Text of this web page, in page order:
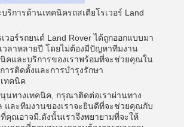
การด้านเทคนิครถสเตียโรเวอร์ Land
อร์รถยนต์ Land Rover ได้ถูกออกแบบมา
วลาหลายปี โดยไม่ต้องมีปัญหาทีมงาน
คและบริการของเราพร้อมที่จะช่วยคุณใน
ารติดตั้งและการบํารุงรักษา
ทคนิค
นทางเทคนิค, กรุณาติดต่อเราผ่านทาง
และทีมงานของเราจะยินดีที่จะช่วยคุณกับ
คุณอาจมี.ดังนั้นเราจึงพยายามที่จะให้